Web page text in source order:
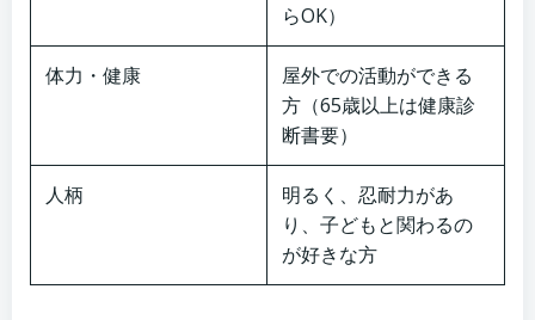
らOK）
体力・健康
屋外での活動ができる
方（65歳以上は健康診
断書要）
人柄
明るく、忍耐力があ
り、子どもと関わるの
が好きな方